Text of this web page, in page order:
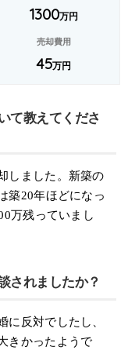
1300万円
売却費用
45万円
て教えてくださ
しました。新築の
築20年ほどになっ
万残っていまし
されましたか？
に反対でしたし、
きかったようで